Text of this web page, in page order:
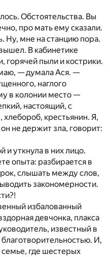
Обстоятельства. Вы
про мать ему сказали.
Ну, мне на станцию пора.
В кабинетике
горячей пыли и кострики.
— думала Ася. —
наглого
в колонии место —
настоящий, с
крестьянин. Я,
не держит зла, говорит:
и уткнула в них лицо.
опыта: разбирается в
слышать между слов,
закономерности.
избалованный
девчонка, плакса
известный в
И,
семье, где шестерых